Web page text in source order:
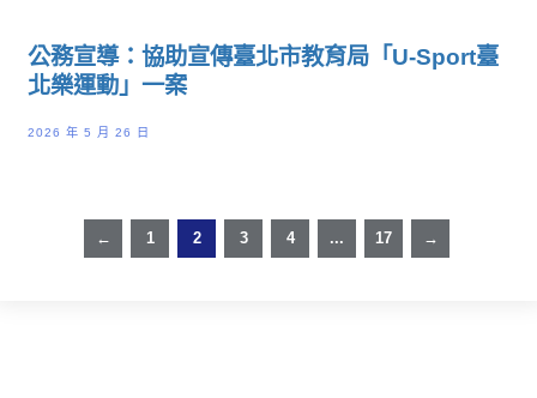
公務宣導：協助宣傳臺北市教育局「U-Sport臺
北樂運動」一案
2026 年 5 月 26 日
← 1 2 3 4 ... 17 →